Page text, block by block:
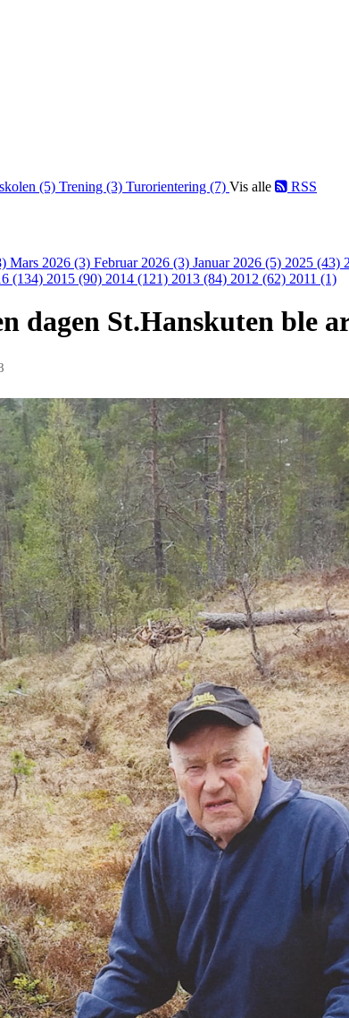
(5) Trening (3) Turorientering (7) Vis alle RSS
Mars 2026 (3) Februar 2026 (3) Januar 2026 (5) 2025 (43)
(134) 2015 (90) 2014 (121) 2013 (84) 2012 (62) 2011 (1)
dagen St.Hanskuten ble